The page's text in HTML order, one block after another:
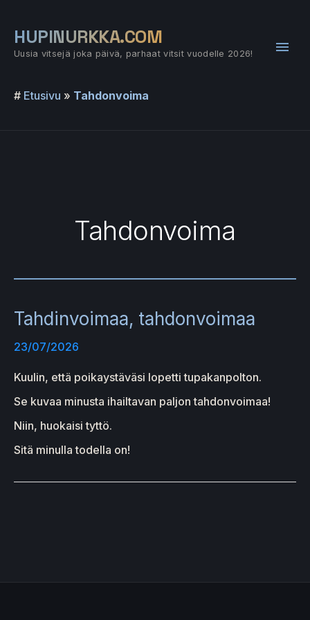
sisältöön
HUPINURKKA.COM
Uusia vitsejä joka päivä, parhaat vitsit vuodelle 2026!
# Etusivu » Tahdonvoima
Tahdonvoima
Tahdinvoimaa, tahdonvoimaa
23/07/2026
Kuulin, että poikaystäväsi lopetti tupakanpolton.
Se kuvaa minusta ihailtavan paljon tahdonvoimaa!
Niin, huokaisi tyttö.
Sitä minulla todella on!